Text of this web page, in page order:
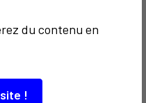
du contenu en
!
fr/HT201265